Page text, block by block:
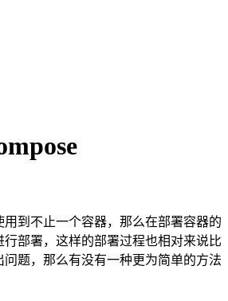
到不止一个容器，那么在部署容器的
行部署，这样的部署过程也相对来说比
题，那么有没有一种更为简单的方法